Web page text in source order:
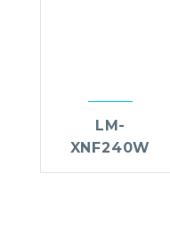
LM-
XNF240W